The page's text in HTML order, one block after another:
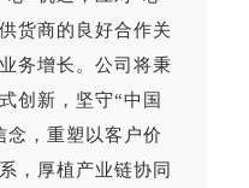
货商的良好合作关
务增长。公司将秉
创新，坚守“中国
念，重塑以客户价
，厚植产业链协同